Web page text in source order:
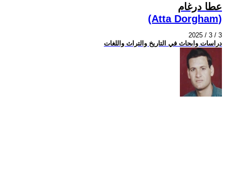
عطا درغام
(Atta Dorgham)
2025 / 3 / 3
دراسات وابحاث في التاريخ والتراث واللغات